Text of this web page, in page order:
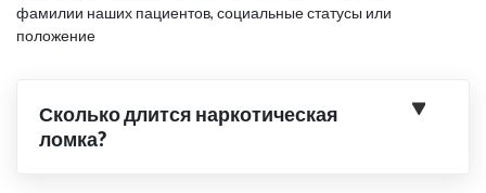
фамилии наших пациентов, социальные статусы или
положение
Сколько длится наркотическая
ломка?